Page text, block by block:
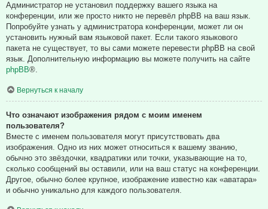
Администратор не установил поддержку вашего языка на
конференции, или же просто никто не перевёл phpBB на ваш язык.
Попробуйте узнать у администратора конференции, может ли он
установить нужный вам языковой пакет. Если такого языкового
пакета не существует, то вы сами можете перевести phpBB на свой
язык. Дополнительную информацию вы можете получить на сайте
phpBB®.
Вернуться к началу
Что означают изображения рядом с моим именем
пользователя?
Вместе с именем пользователя могут присутствовать два
изображения. Одно из них может относиться к вашему званию,
обычно это звёздочки, квадратики или точки, указывающие на то,
сколько сообщений вы оставили, или на ваш статус на конференции.
Другое, обычно более крупное, изображение известно как «аватара»
и обычно уникально для каждого пользователя.